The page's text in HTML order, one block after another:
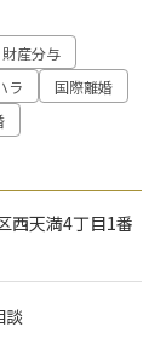
財産分与
ラ
国際離婚
西天満4丁目1番
談